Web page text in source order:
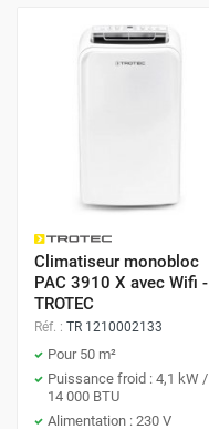
Climatiseur monobloc
PAC 3910 X avec Wifi -
TROTEC
Réf. : TR 1210002133
Pour 50 m²
Puissance froid : 4,1 kW /
14 000 BTU
Alimentation : 230 V